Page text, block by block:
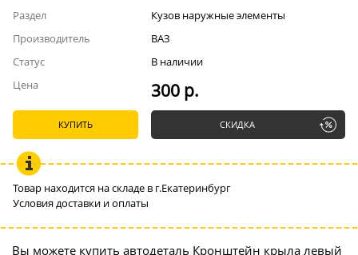
Раздел
Кузов наружные элементы
Производитель
ВАЗ
Статус
В наличии
Цена
300 р.
КУПИТЬ СКИДКА
Товар находится на складе в г.Екатеринбург
Условия доставки и оплаты
Вы можете купить автодеталь Кронштейн крыла левый